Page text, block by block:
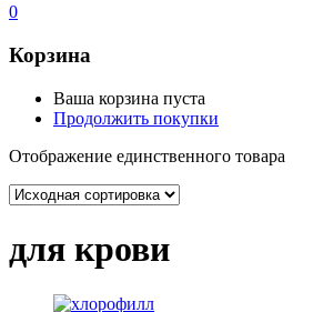
0
Корзина
Ваша корзина пуста
Продолжить покупки
Отображение единственного товара
для крови